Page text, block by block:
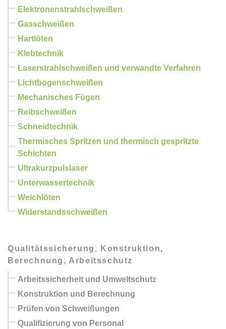
Elektronenstrahlschweißen
Gasschweißen
Hartlöten
Klebtechnik
Laserstrahlschweißen und verwandte Verfahren
Lichtbogenschweißen
Mechanisches Fügen
Reibschweißen
Schneidtechnik
Thermisches Spritzen und thermisch gespritzte
Schichten
Ultrakurzpulslaser
Unterwassertechnik
Weichlöten
Widerstandsschweißen
Qualitätssicherung, Konstruktion,
Berechnung, Arbeitsschutz
Arbeitssicherheit und Umweltschutz
Konstruktion und Berechnung
Prüfen von Schweißungen
Qualifizierung von Personal